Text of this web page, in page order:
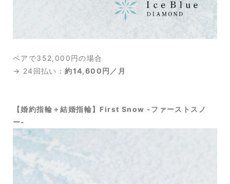
ペアで352,000円の場合
→ 24回払い：約14,600円／月
【婚約指輪＋結婚指輪】First Snow -ファーストスノ
ー-